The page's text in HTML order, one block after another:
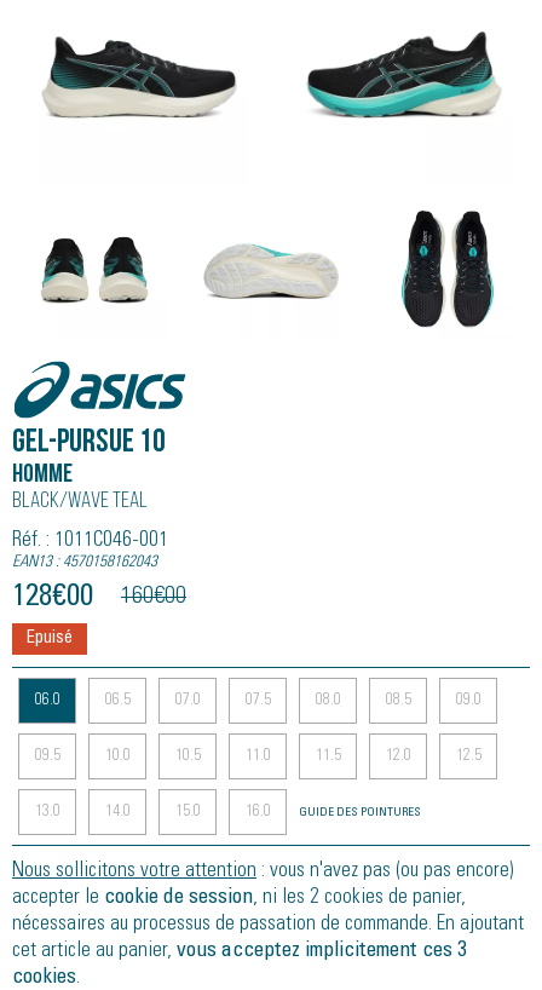
Asics
GEL-PURSUE 10
Homme
Black/wave Teal
Réf. : 1011C046-001
EAN13 : 4570158162043
128€00 160€00
Epuisé
06.0 06.5 07.0 07.5 08.0 08.5 09.0
09.5 10.0 10.5 11.0 11.5 12.0 12.5
13.0 14.0 15.0 16.0 GUIDE DES POINTURES
Nous sollicitons votre attention : vous n'avez pas (ou pas encore)
accepter le cookie de session, ni les 2 cookies de panier,
nécessaires au processus de passation de commande. En ajoutant
cet article au panier, vous acceptez implicitement ces 3
cookies.